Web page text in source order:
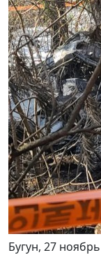
Бугун, 27